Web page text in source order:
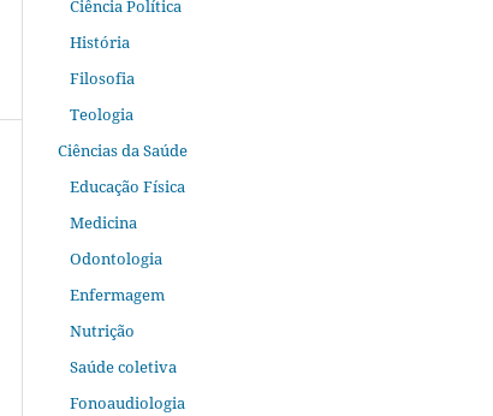
Ciência Política
História
Filosofia
Teologia
Ciências da Saúde
Educação Física
Medicina
Odontologia
Enfermagem
Nutrição
Saúde coletiva
Fonoaudiologia